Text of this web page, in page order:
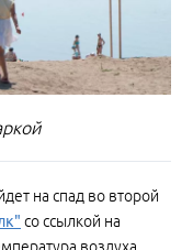
на спад во второй
со ссылкой на